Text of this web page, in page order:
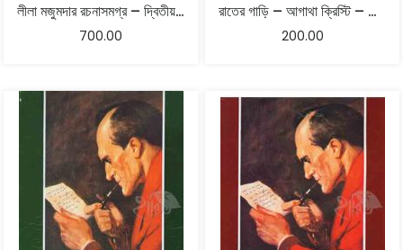
লীলা মজুমদার রচনাসমগ্র – দ্বিতীয় খণ্ড
700.00
রাতের গাড়ি – আগাথা ক্রিস্টি – অনুবাদ অমিয়কুমার বন্দ্যোপাধ্যায়
200.00